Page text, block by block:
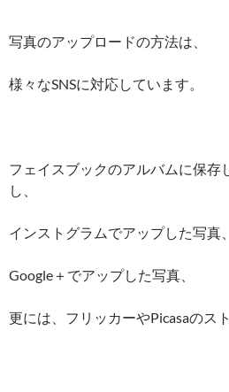
写真のアップロードの方法は、
様々なSNSに対応しています。
フェイスブックのアルバムに保存
し、
インストグラムでアップした写真、
Google＋でアップした写真、
更には、フリッカーやPicasaのス